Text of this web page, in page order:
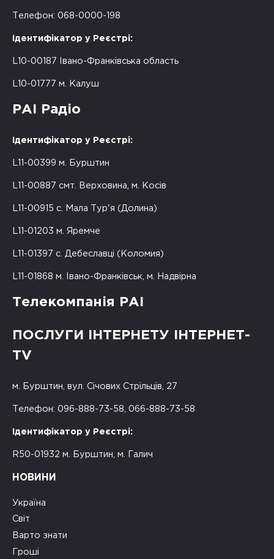
Телефон: 068-0000-198
Ідентифікатор у Реєстрі:
L10-00187 Івано-Франківська область
L10-01777 м. Калуш
РАІ Радіо
Ідентифікатор у Реєстрі:
L11-00399 м. Бурштин
L11-00887 смт. Верховина, м. Косів
L11-00915 с. Мала Тур'я (Долина)
L11-01203 м. Яремче
L11-01397 с. Дебеславці (Коломия)
L11-01868 м. Івано-Франківськ, м. Надвірна
Телекомпанія РАІ
ПОСЛУГИ ІНТЕРНЕТУ ІНТЕРНЕТ-
TV
м. Бурштин, вул. Січових Стрільців, 27
Телефон: 096-888-73-58, 066-888-73-58
Ідентифікатор у Реєстрі:
R50-01932 м. Бурштин, м. Галич
НОВИНИ
Україна
Світ
Варто знати
Гроші